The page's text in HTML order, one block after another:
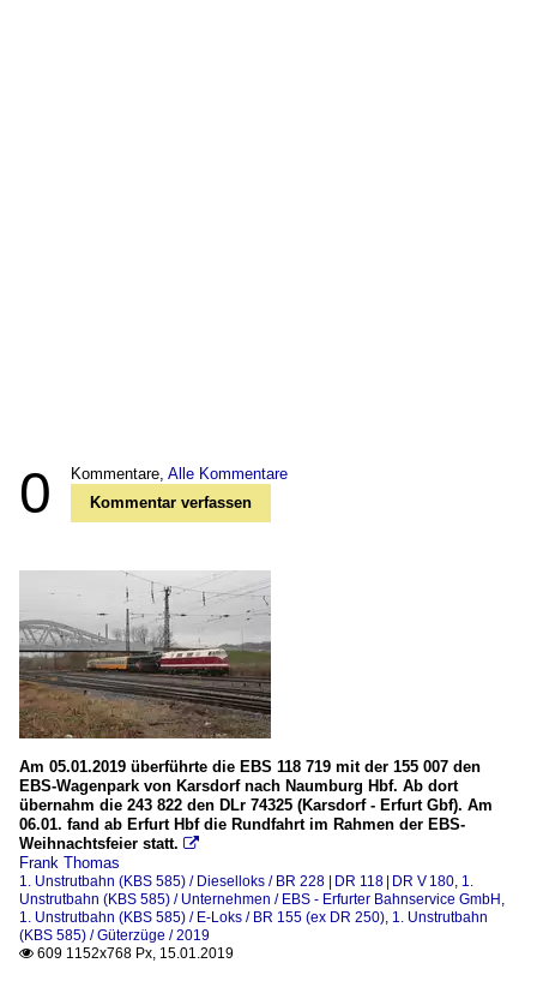
0 Kommentare, Alle Kommentare
Kommentar verfassen
Am 05.01.2019 überführte die EBS 118 719 mit der 155 007 den
EBS-Wagenpark von Karsdorf nach Naumburg Hbf. Ab dort
übernahm die 243 822 den DLr 74325 (Karsdorf - Erfurt Gbf). Am
06.01. fand ab Erfurt Hbf die Rundfahrt im Rahmen der EBS-
Weihnachtsfeier statt. 
Frank Thomas
1. Unstrutbahn (KBS 585) / Dieselloks / BR 228 | DR 118 | DR V 180 1.
Unstrutbahn (KBS 585) / Unternehmen / EBS - Erfurter Bahnservice GmbH
1. Unstrutbahn (KBS 585) / E-Loks / BR 155 (ex DR 250) 1. Unstrutbahn
(KBS 585) / Güterzüge / 2019
 609 1152x768 Px, 15.01.2019